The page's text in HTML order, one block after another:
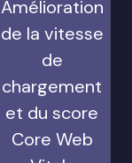
Amélioration
de la vitesse
de
chargement
et du score
Core Web